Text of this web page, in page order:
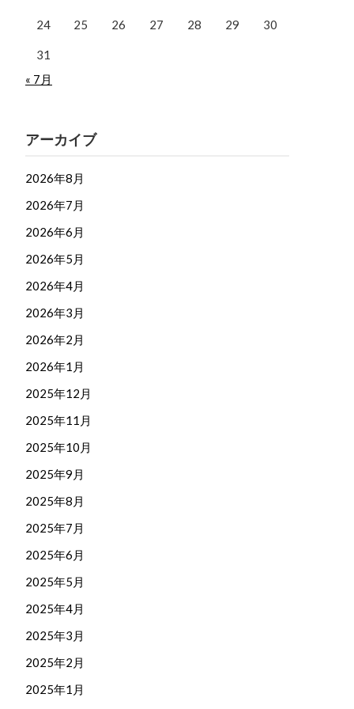
24 25 26 27 28 29 30
31
« 7月
アーカイブ
2026年8月
2026年7月
2026年6月
2026年5月
2026年4月
2026年3月
2026年2月
2026年1月
2025年12月
2025年11月
2025年10月
2025年9月
2025年8月
2025年7月
2025年6月
2025年5月
2025年4月
2025年3月
2025年2月
2025年1月